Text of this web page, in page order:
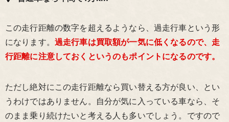
この走行距離の数字を超えるようなら、過走行車という形
になります。 過走行車は買取額が一気に低くなるので、走
行距離に注意しておくというのもポイントになるのです。
ただし絶対にこの走行距離なら買い替える方が良い、とい
うわけではありません。自分が気に入っている車なら、そ
のまま乗り続けたいと考える人も多いでしょう。ですので